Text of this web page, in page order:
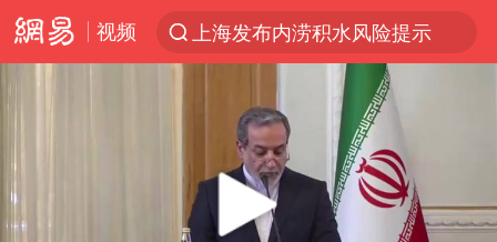
视频
上海发布内涝积水风险提示
江苏昆山升级发布暴雨红警
白海豚会重现杜苏芮强度吗
人形机器人第一股